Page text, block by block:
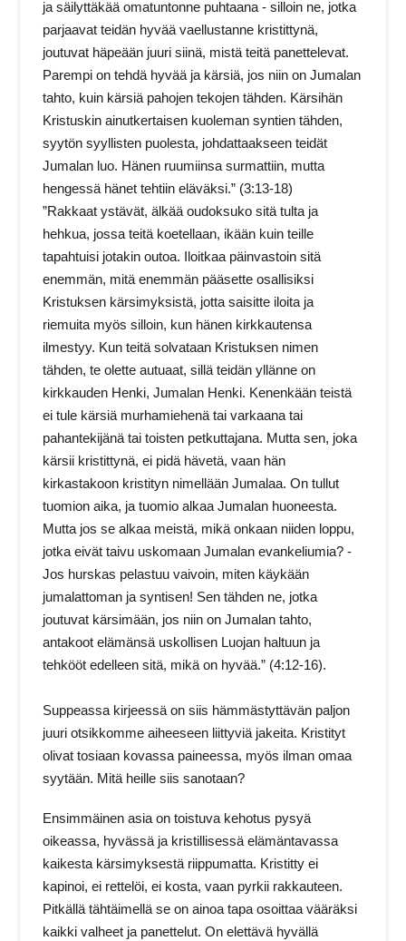
ja säilyttäkää omatuntonne puhtaana - silloin ne, jotka
parjaavat teidän hyvää vaellustanne kristittynä,
joutuvat häpeään juuri siinä, mistä teitä panettelevat.
Parempi on tehdä hyvää ja kärsiä, jos niin on Jumalan
tahto, kuin kärsiä pahojen tekojen tähden. Kärsihän
Kristuskin ainutkertaisen kuoleman syntien tähden,
syytön syyllisten puolesta, johdattaakseen teidät
Jumalan luo. Hänen ruumiinsa surmattiin, mutta
hengessä hänet tehtiin eläväksi.” (3:13-18)
”Rakkaat ystävät, älkää oudoksuko sitä tulta ja
hehkua, jossa teitä koetellaan, ikään kuin teille
tapahtuisi jotakin outoa. Iloitkaa päinvastoin sitä
enemmän, mitä enemmän pääsette osallisiksi
Kristuksen kärsimyksistä, jotta saisitte iloita ja
riemuita myös silloin, kun hänen kirkkautensa
ilmestyy. Kun teitä solvataan Kristuksen nimen
tähden, te olette autuaat, sillä teidän yllänne on
kirkkauden Henki, Jumalan Henki. Kenenkään teistä
ei tule kärsiä murhamiehenä tai varkaana tai
pahantekijänä tai toisten petkuttajana. Mutta sen, joka
kärsii kristittynä, ei pidä hävetä, vaan hän
kirkastakoon kristityn nimellään Jumalaa. On tullut
tuomion aika, ja tuomio alkaa Jumalan huoneesta.
Mutta jos se alkaa meistä, mikä onkaan niiden loppu,
jotka eivät taivu uskomaan Jumalan evankeliumia? -
Jos hurskas pelastuu vaivoin, miten käykään
jumalattoman ja syntisen! Sen tähden ne, jotka
joutuvat kärsimään, jos niin on Jumalan tahto,
antakoot elämänsä uskollisen Luojan haltuun ja
tehkööt edelleen sitä, mikä on hyvää.” (4:12-16).
Suppeassa kirjeessä on siis hämmästyttävän paljon
juuri otsikkomme aiheeseen liittyviä jakeita. Kristityt
olivat tosiaan kovassa paineessa, myös ilman omaa
syytään. Mitä heille siis sanotaan?
Ensimmäinen asia on toistuva kehotus pysyä
oikeassa, hyvässä ja kristillisessä elämäntavassa
kaikesta kärsimyksestä riippumatta. Kristitty ei
kapinoi, ei rettelöi, ei kosta, vaan pyrkii rakkauteen.
Pitkällä tähtäimellä se on ainoa tapa osoittaa vääräksi
kaikki valheet ja panettelut. On elettävä hyvällä